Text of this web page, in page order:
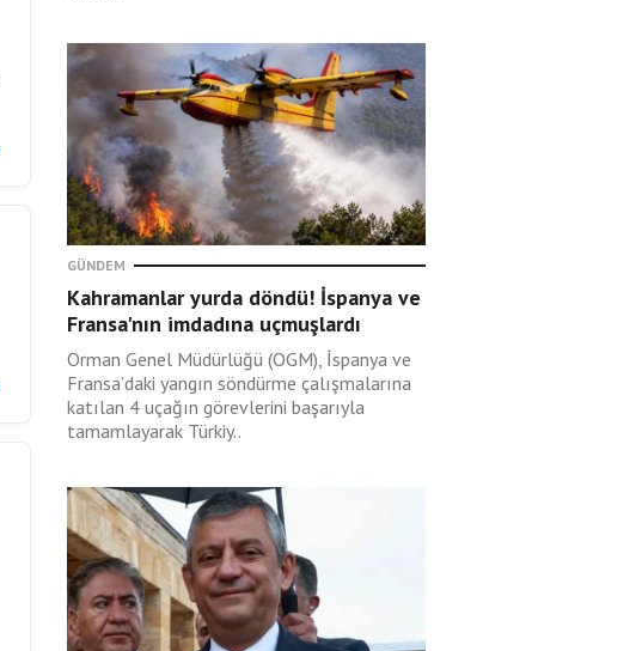
GÜNDEM
Kahramanlar yurda döndü! İspanya ve
Fransa'nın imdadına uçmuşlardı
Orman Genel Müdürlüğü (OGM), İspanya ve
Fransa’daki yangın söndürme çalışmalarına
katılan 4 uçağın görevlerini başarıyla
tamamlayarak Türkiy..